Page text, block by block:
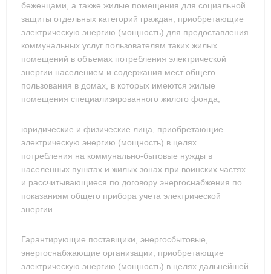
беженцами, а также жилые помещения для социальной
защиты отдельных категорий граждан, приобретающие
электрическую энергию (мощность) для предоставления
коммунальных услуг пользователям таких жилых
помещений в объемах потребления электрической
энергии населением и содержания мест общего
пользования в домах, в которых имеются жилые
помещения специализированного жилого фонда;
юридические и физические лица, приобретающие
электрическую энергию (мощность) в целях
потребления на коммунально-бытовые нужды в
населенных пунктах и жилых зонах при воинских частях
и рассчитывающиеся по договору энергоснабжения по
показаниям общего прибора учета электрической
энергии.
Гарантирующие поставщики, энергосбытовые,
энергоснабжающие организации, приобретающие
электрическую энергию (мощность) в целях дальнейшей